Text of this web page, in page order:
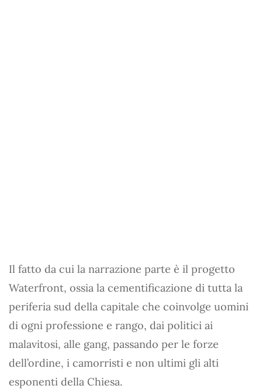
Il fatto da cui la narrazione parte è il progetto
Waterfront, ossia la cementificazione di tutta la
periferia sud della capitale che coinvolge uomini
di ogni professione e rango, dai politici ai
malavitosi, alle gang, passando per le forze
dell’ordine, i camorristi e non ultimi gli alti
esponenti della Chiesa.